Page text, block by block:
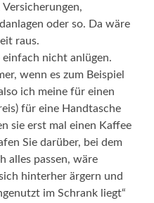
oder so. Da wäre
raus.
einfach nicht anlügen.
wenn es zum Beispiel
ich meine für einen
für eine Handtasche
sie erst mal einen Kaffee
Sie darüber, bei dem
alles passen, wäre
hinterher ärgern und
im Schrank liegt“